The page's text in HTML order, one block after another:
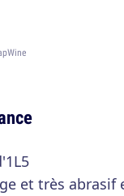
et très abrasif